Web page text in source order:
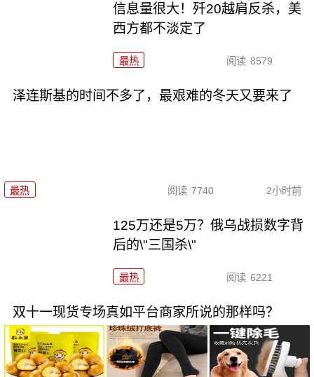
信息量很大！歼20越肩反杀，美
西方都不淡定了
最热 阅读 8579
泽连斯基的时间不多了，最艰难的冬天又要来了
最热 阅读 7740 2小时前
125万还是5万？俄乌战损数字背
后的\"三国杀\"
最热 阅读 6221
双十一现货专场真如平台商家所说的那样吗？